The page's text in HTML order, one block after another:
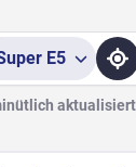
E5